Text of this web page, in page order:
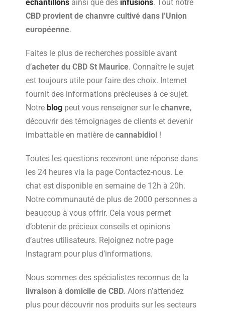
échantillons ainsi que des infusions. Tout notre
CBD provient de chanvre cultivé dans l’Union
européenne.
Faites le plus de recherches possible avant
d’acheter du CBD St Maurice. Connaître le sujet
est toujours utile pour faire des choix. Internet
fournit des informations précieuses à ce sujet.
Notre blog peut vous renseigner sur le chanvre,
découvrir des témoignages de clients et devenir
imbattable en matière de cannabidiol !
Toutes les questions recevront une réponse dans
les 24 heures via la page Contactez-nous. Le
chat est disponible en semaine de 12h à 20h.
Notre communauté de plus de 2000 personnes a
beaucoup à vous offrir. Cela vous permet
d’obtenir de précieux conseils et opinions
d’autres utilisateurs. Rejoignez notre page
Instagram pour plus d’informations.
Nous sommes des spécialistes reconnus de la
livraison à domicile de CBD. Alors n’attendez
plus pour découvrir nos produits sur les secteurs